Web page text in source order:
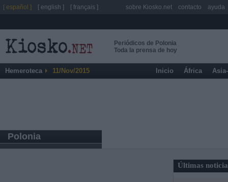
Periódicos de Polonia
Toda la prensa de hoy
Hemeroteca 11/Nov/2015 Inicio África
Polonia
Últimas
[ español ] [ english ] [ français ] sobre Kiosko.net contacto ayuda